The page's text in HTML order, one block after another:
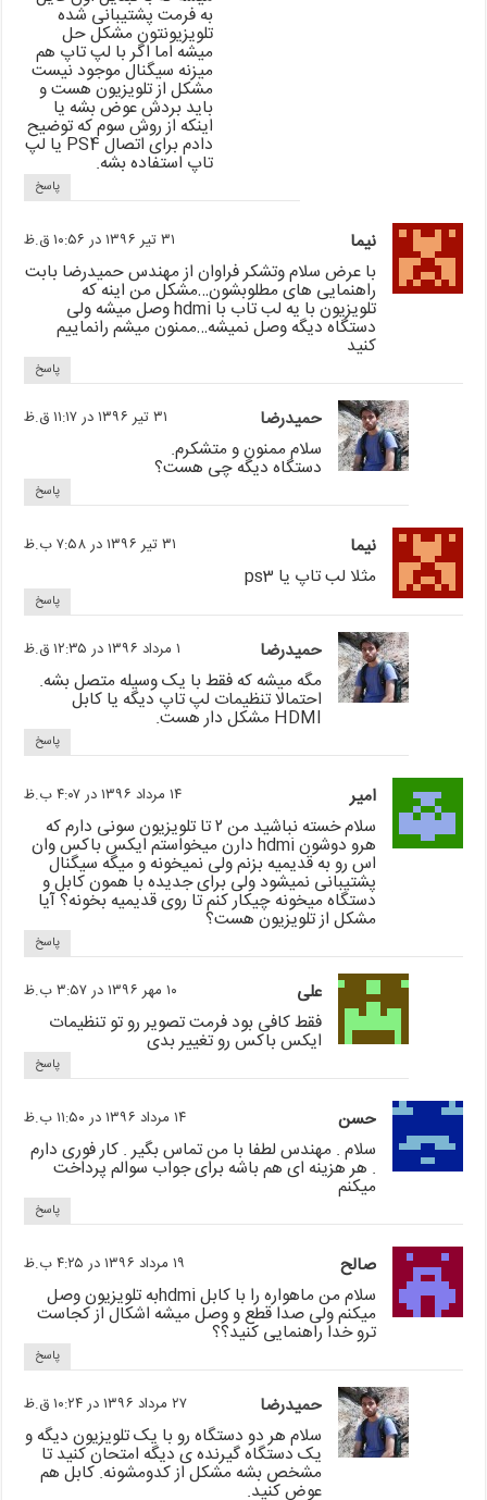
به فرمت پشتیبانی شده
تلویزیونتون مشکل حل
میشه اما اگر با لپ تاپ هم
میزنه سیگنال موجود نیست
مشکل از تلویزیون هست و
باید بردش عوض بشه یا
اینکه از روش سوم که توضیح
دادم برای اتصال PS4 یا لپ
تاپ استفاده بشه.
پاسخ
نیما ۳۱ تیر ۱۳۹۶ در ۱۰:۵۶ ق.ظ
با عرض سلام وتشکر فراوان از مهندس حمیدرضا بابت
راهنمایی های مطلوبشون…مشکل من اینه که
تلویزیون با یه لب تاب با hdmi وصل میشه ولی
دستگاه دیگه وصل نمیشه…ممنون میشم رانماییم
کنید
پاسخ
حمیدرضا ۳۱ تیر ۱۳۹۶ در ۱۱:۱۷ ق.ظ
سلام ممنون و متشکرم.
دستگاه دیگه چی هست؟
پاسخ
نیما ۳۱ تیر ۱۳۹۶ در ۷:۵۸ ب.ظ
مثلا لب تاپ یا ps3
پاسخ
حمیدرضا ۱ مرداد ۱۳۹۶ در ۱۲:۳۵ ق.ظ
مگه میشه که فقط با یک وسیله متصل بشه.
احتمالا تنظیمات لپ تاپ دیگه یا کابل
HDMI مشکل دار هست.
پاسخ
امیر ۱۴ مرداد ۱۳۹۶ در ۴:۰۷ ب.ظ
سلام خسته نباشید من ۲ تا تلویزیون سونی دارم که
هرو دوشون hdmi دارن میخواستم ایکس باکس وان
اس رو به قدیمیه بزنم ولی نمیخونه و میگه سیگنال
پشتیبانی نمیشود ولی برای جدیده با همون کابل و
دستگاه میخونه چیکار کنم تا روی قدیمیه بخونه؟ آیا
مشکل از تلویزیون هست؟
پاسخ
علی ۱۰ مهر ۱۳۹۶ در ۳:۵۷ ب.ظ
فقط کافی بود فرمت تصویر رو تو تنظیمات
ایکس باکس رو تغییر بدی
پاسخ
حسن ۱۴ مرداد ۱۳۹۶ در ۱۱:۵۰ ب.ظ
سلام . مهندس لطفا با من تماس بگیر . کار فوری دارم
. هر هزینه ای هم باشه برای جواب سوالم پرداخت
میکنم
پاسخ
صالح ۱۹ مرداد ۱۳۹۶ در ۴:۲۵ ب.ظ
سلام من ماهواره را با کابل hdmiبه تلویزیون وصل
میکنم ولی صدا قطع و وصل میشه اشکال از کجاست
ترو خدا راهنمایی کنید؟؟
پاسخ
حمیدرضا ۲۷ مرداد ۱۳۹۶ در ۱۰:۲۴ ق.ظ
سلام هر دو دستگاه رو با یک تلویزیون دیگه و
یک دستگاه گیرنده ی دیگه امتحان کنید تا
مشخص بشه مشکل از کدومشونه. کابل هم
عوض کنید.